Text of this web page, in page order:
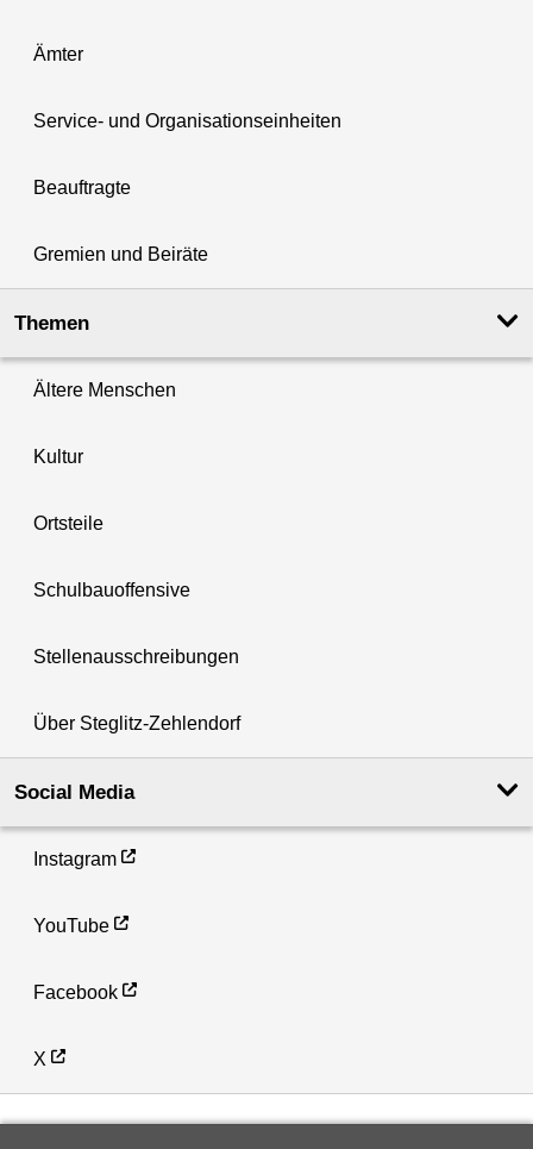
Ämter
Service- und Organisationseinheiten
Beauftragte
Gremien und Beiräte
Themen
Ältere Menschen
Kultur
Ortsteile
Schulbauoffensive
Stellenausschreibungen
Über Steglitz-Zehlendorf
Social Media
Instagram
YouTube
Facebook
X